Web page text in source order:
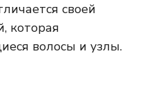
своей
которая
волосы и узлы.